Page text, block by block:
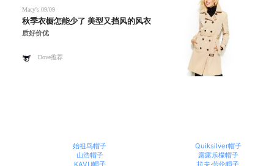
Macy's 09/09
秋季衣橱怎能少了 美型又挡风的风衣
质好价优
Dove推荐
始祖鸟帽子 Quiksilver帽子
山浩帽子
露露乐檬帽子
KAVU帽子
拉夫·劳伦帽子